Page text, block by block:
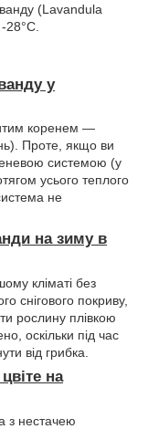
(Lavandula
у
коренем —
Проте, якщо ви
системою (у
усього теплого
не
на зиму в
кліматі без
снігового покриву,
рослину плівкою
оскільки під час
від грибка.
на
з нестачею